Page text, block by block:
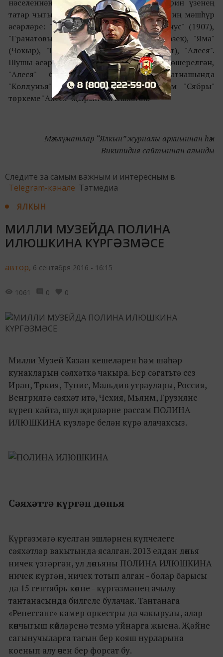
нәселеннән чыга. Күп әсәрләрендә Куприн үзенең
татар чыгышын ассызыклый. Купринның иң мәшһүр
әсәрләре: "Поединок" (Алышу), "Гамбринус" (1907),
"Гранатовый браслет" (Анар төсле беләзек), "Яма"
(Чокыр), "Белый пудель" (Ак йөнтәс эт), "Алеся".
Шушы әсәрләр буенча нәфис фильмнар төшерелгән,
"Алеся" буенча Марина Влади катнашында
"Колдунья" дигән фильм ясалган, һәм "Сябры"
төркеме "Алеся" җырын багышлаган.
Мәгълүматлар “Ялкын” журналы архиыннан һәм
Википидия сайтыннан алынды
Следите за самым важным и интересным в
Telegram-канале Татмедиа
ЯЛКЫН
МИЛЛИ МУЗЕЙДА ПОЛИНА
ИЛЮШКИНА КҮРГӘЗМӘСЕ
автор, 6 сентября 2016 - 16:15
1061 0 0
Милли Музей Казан кешеләрен һәм шәһәр
кунакларын сәяхәткә чакыра. Бер сәгатьтә сез
Иран, Төркия, Тунис, Мальдив утраулары, Россия,
Венгриягә сәяхәт итә, Чехия, Мьянм, Грузияне
күреп кайта, шул җирләрне рәссам ПОЛИНА
ИЛЮШКИНА күзләре белән күрә алачаксыз.
Сәяхәттә күргән дөнья
Күргәзмәгә куелган эшләрнең күпчелеге
сәяхәтләр вакытында ясалган. 2013 елдан дөнья
ничек үзгәргән, ул дөньяны ПОЛИНА ИЛЮШКИНА
ничек күргән, ничек тотып алган - болар барысы
да 15 сентябрь көнне - күргәзмәнең ачылу
тантанасында билгеле булачак. Тантанага
«Ренессанс» камер оркестры да чакырулы, алар
көнчыгыш көйләренә тезмә уйнарга җыена. Җәйне
сагынучыларга тагын бер кояш нурларына
коенып алу өчен бер форсат бу.